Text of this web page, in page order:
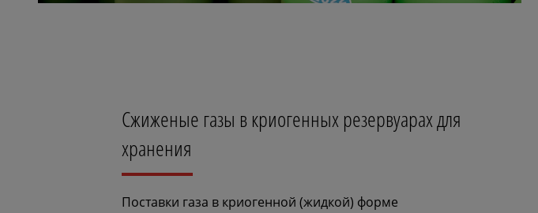
Сжиженые газы в криогенных резервуарах для
хранения
Поставки газа в криогенной (жидкой) форме